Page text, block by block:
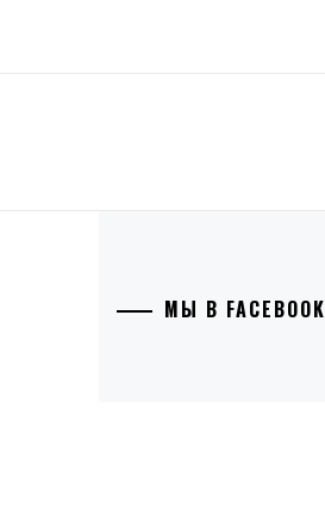
МЫ В FACEBOOK